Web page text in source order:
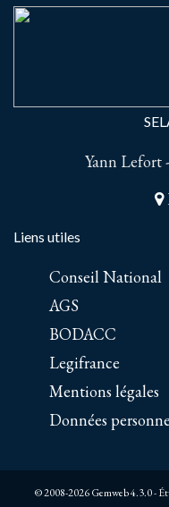
Yann Lefort
Liens utiles
Conseil National
AGS
BODACC
Legifrance
Mentions légales
Données
© 2008-2026 Gemweb 4.3.0-